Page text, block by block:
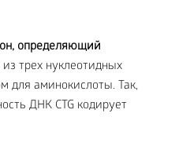
определяющий
трех нуклеотидных
для аминокислоты. Так,
ДНК CTG кодирует